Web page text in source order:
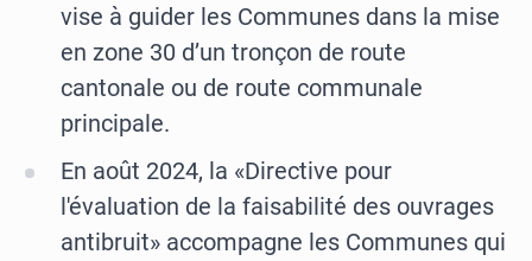
vise à guider les Communes dans la mise
en zone 30 d’un tronçon de route
cantonale ou de route communale
principale.
En août 2024, la «Directive pour
l'évaluation de la faisabilité des ouvrages
antibruit» accompagne les Communes qui